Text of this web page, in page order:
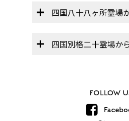
四国八十八ヶ所霊場
四国別格二十霊場か
FOLLOW